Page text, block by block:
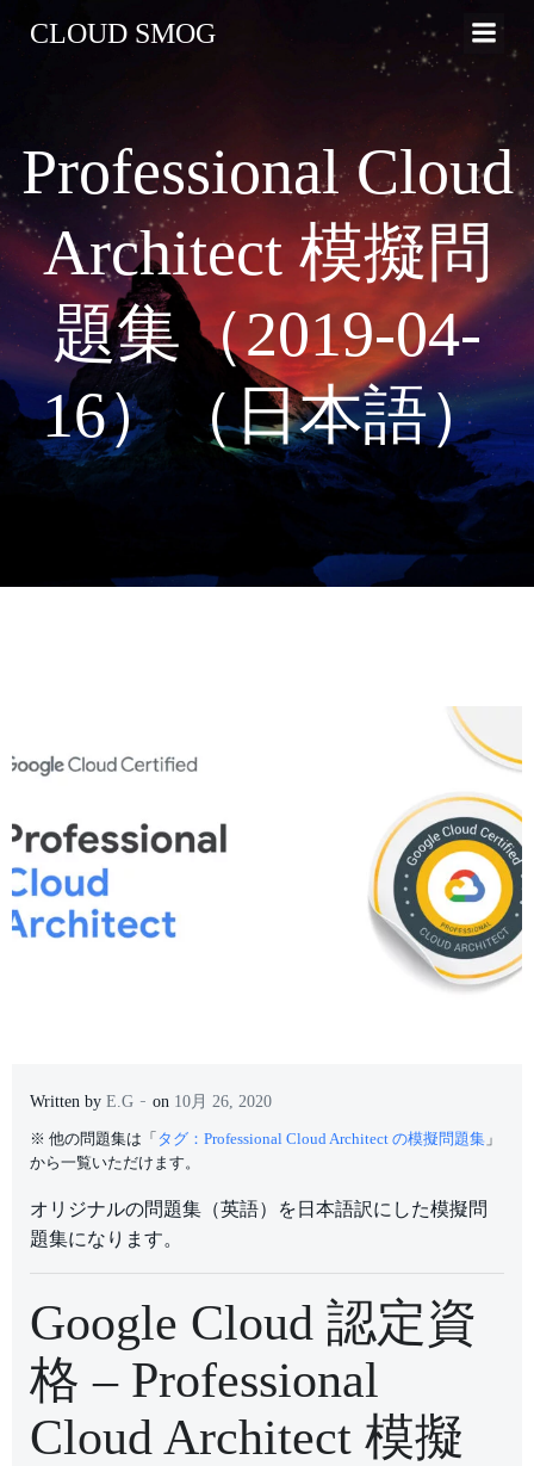
ッ
プ
CLOUD SMOG
Professional Cloud
Architect 模擬問
題集（2019-04-
16）（日本語）
Written by E.G - on 10月 26, 2020
※ 他の問題集は「 タグ：Professional Cloud Architect の模擬問題集 」
から一覧いただけます。
オリジナルの問題集（英語）を日本語訳にした模擬問
題集になります。
Google Cloud 認定資
格 – Professional
Cloud Architect 模擬